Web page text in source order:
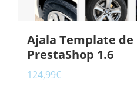
Ajala Template de
PrestaShop 1.6
124,99€